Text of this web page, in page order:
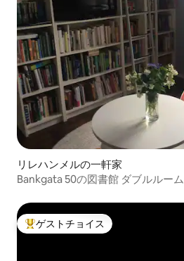
リレハンメルの一軒家
Bankgata 50の図書館 ダブルルーム
大好評のゲストチョイスです。
ゲストチョイス